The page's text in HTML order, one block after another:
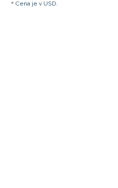
* Cena je v USD.